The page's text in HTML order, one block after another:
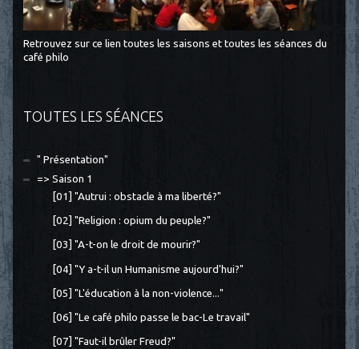
Retrouvez sur ce lien toutes les saisons et toutes les séances du
café philo
TOUTES LES SÉANCES
" Présentation"
=> Saison 1
[01] "Autrui : obstacle à ma liberté?"
[02] "Religion : opium du peuple?"
[03] "A-t-on le droit de mourir?"
[04] "Y a-t-il un Humanisme aujourd'hui?"
[05] "L'éducation à la non-violence..."
[06] "Le café philo passe le bac-Le travail"
[07] "Faut-il brûler Freud?"